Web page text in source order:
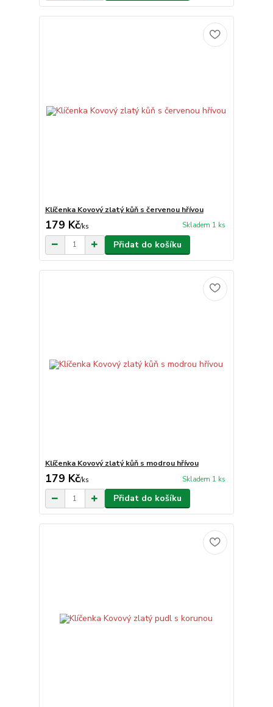
Klíčenka Kovový zlatý kůň s červenou hřívou
179 Kč/ks Skladem 1 ks
Přidat do košíku
Klíčenka Kovový zlatý kůň s modrou hřívou
179 Kč/ks Skladem 1 ks
Přidat do košíku